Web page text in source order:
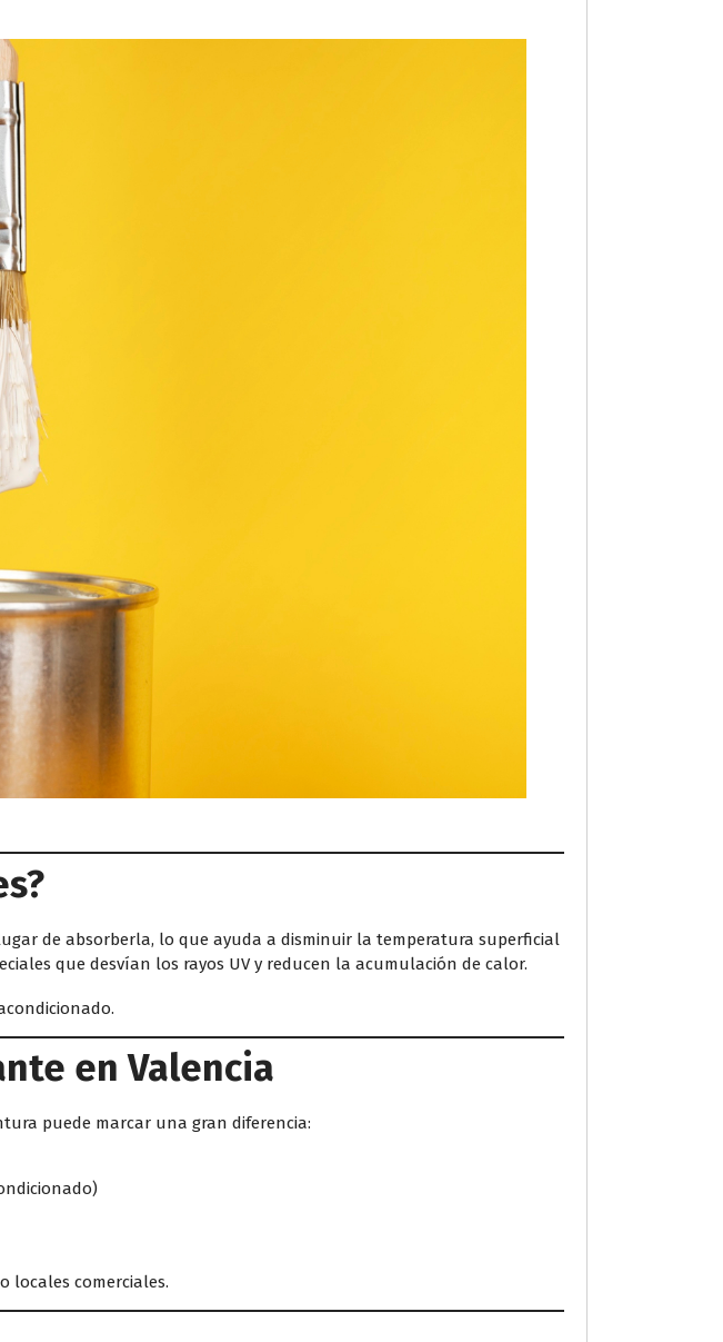
de absorberla, lo que ayuda a disminuir la temperatura superficial
que desvían los rayos UV y reducen la acumulación de calor.
en Valencia
puede marcar una gran diferencia:
locales comerciales.